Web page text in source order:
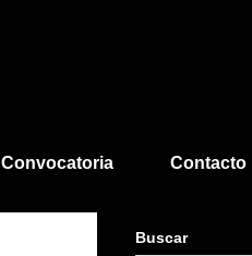
Convocatoria Contacto
Buscar